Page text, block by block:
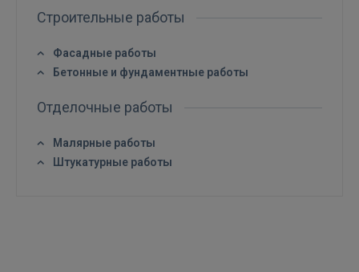
Строительные работы
Фасадные работы
Бетонные и фундаментные работы
Отделочные работы
Малярные работы
Штукатурные работы